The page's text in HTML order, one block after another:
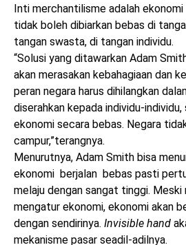
Inti merchantilisme adalah
tidak boleh dibiarkan bebas di
tangan swasta, di tangan individu.
“Solusi yang ditawarkan Adam
akan merasakan kebahagiaan dan
peran negara harus dihilangkan
diserahkan kepada individu-
ekonomi secara bebas. Negara
campur,”terangnya.
Menurutnya, Adam Smith bisa
ekonomi berjalan bebas pasti
melaju dengan sangat tinggi.
mengatur ekonomi, ekonomi akan
dengan sendirinya. Invisible hand
mekanisme pasar seadil-adilnya.